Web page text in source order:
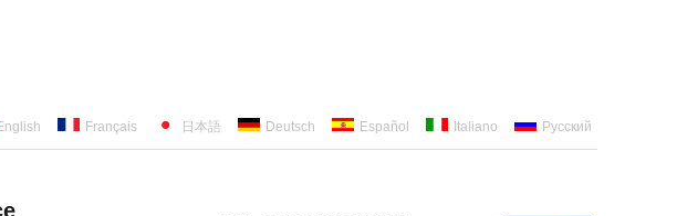
Français 日本語 Deutsch Español Italiano Русский